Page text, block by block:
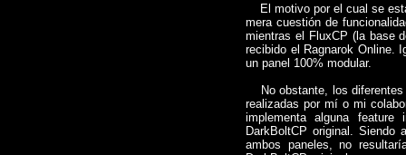
El motivo por el cual se
mera cuestión de
mientras el FluxCP (la base
recibido el Ragnarok Online.
un panel 100% modular.
No obstante, los diferentes
realizadas por mí o mi
implementa alguna
DarkBoltCP original. Siendo
ambos paneles, no